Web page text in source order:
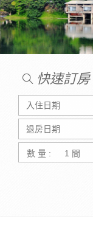
快速訂房
數 量 :